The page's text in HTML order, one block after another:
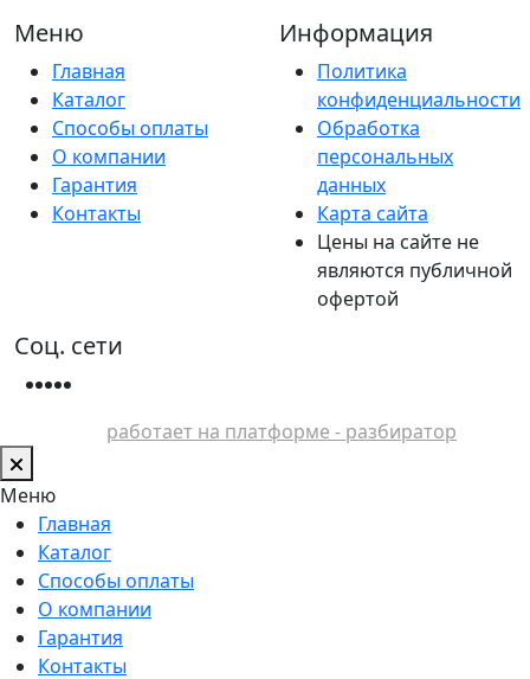
Меню
Главная
Каталог
Способы оплаты
О компании
Гарантия
Контакты
Информация
Политика
конфиденциальности
Обработка
персональных
данных
Карта сайта
Цены на сайте не
являются публичной
офертой
Соц. сети
работает на платформе - разбиратор
Меню
Главная
Каталог
Способы оплаты
О компании
Гарантия
Контакты